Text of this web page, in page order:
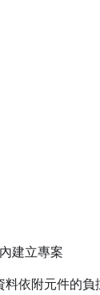
建立專案
依附元件的